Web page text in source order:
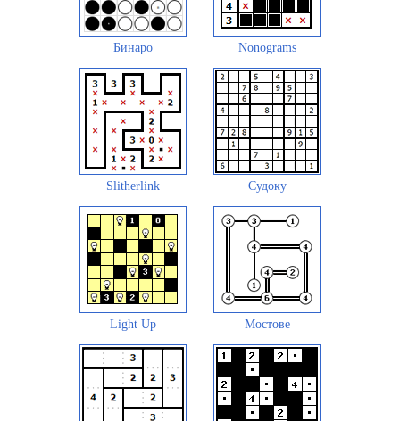
Бинаро Nonograms
Slitherlink Судоку
Light Up Мостове